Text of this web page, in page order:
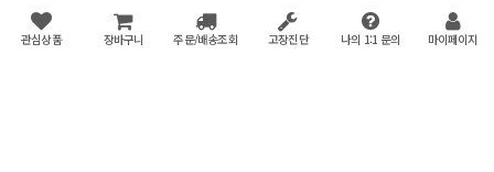
관심상품 장바구니 주문/배송조회 고장진단 나의 1:1 문의 마이페이지